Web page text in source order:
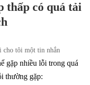
thấp có quá tải
cho tôi một tin nhắn
gặp nhiều lỗi trong quá
thường gặp: